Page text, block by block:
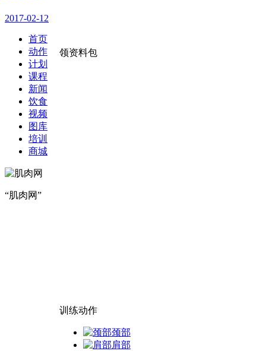
2017-02-12
领资料包
训练动作
颈部
肩部
首页
动作
计划
课程
新闻
饮食
视频
图库
培训
商城
“肌肉网”